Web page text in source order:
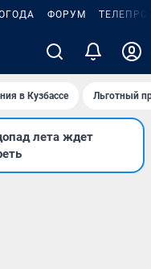
ФОРУМ
в Кузбассе Льготный
лета ждет